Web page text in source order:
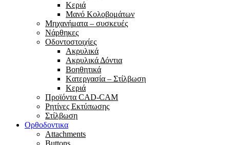
Κεριά
Μανό Κολοβομάτων
Μηχανήματα – συσκευές
Νάρθηκες
Οδοντοστοιχίες
Aκρυλικά
Ακρυλικά Δόντια
Βoηθητικά
Kατεργασία – Στίλβωση
Κεριά
Προϊόντα CAD-CAM
Ρητίνες Εκτύπωσης
Στίλβωση
Ορθοδοντικα
Attachments